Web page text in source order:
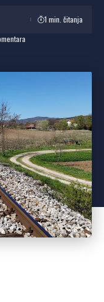
1 min. čitanja